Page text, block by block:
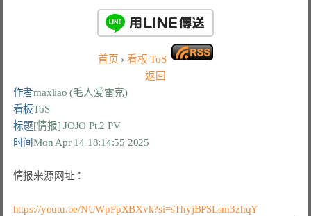
首页 › 看板ToS
返回
作者maxliao (毛人爱雷克)
看板ToS
标题[情报] JOJO Pt.2 PV
时间Mon Apr 14 18:14:55 2025
情报来源网址：
https://youtu.be/NUWpPpXBXvk?si=sThyjBPSLsm3zhqY